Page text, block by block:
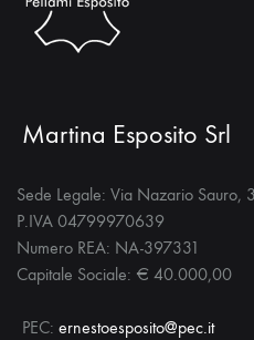
Martina Esposito Srl
Sede Legale: Via Nazario
P.IVA 04799970639
Numero REA: NA-397331
Capitale Sociale: € 40.000,00
PEC: ernestoesposito@pec.it